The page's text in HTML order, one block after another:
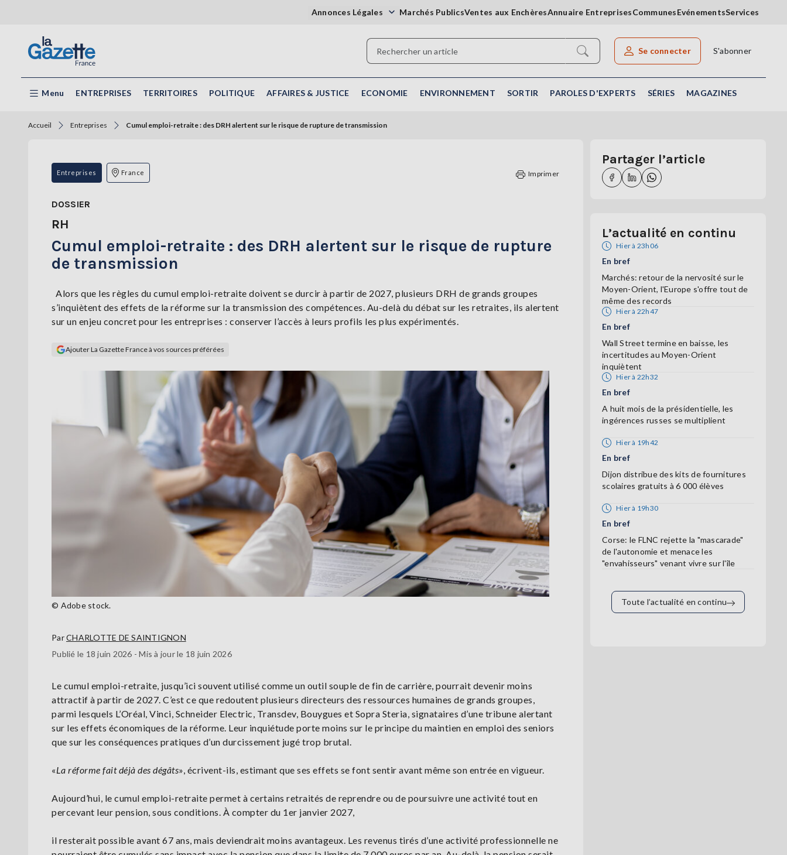
Annonces Légales Marchés PublicsVentes aux EnchèresAnnuaire EntreprisesCommunesEvénementsServices
Rechercher un article
Se connecter S'abonner
Menu ENTREPRISES TERRITOIRES POLITIQUE AFFAIRES & JUSTICE ECONOMIE ENVIRONNEMENT SORTIR PAROLES D'EXPERTS SÉRIES MAGAZINES
Accueil Entreprises Cumul emploi-retraite : des DRH alertent sur le risque de rupture de transmission
Entreprises France Imprimer
DOSSIER
RH
Cumul emploi-retraite : des DRH alertent sur le risque de rupture
de transmission
Alors que les règles du cumul emploi-retraite doivent se durcir à partir de 2027, plusieurs DRH de grands groupes
s’inquiètent des effets de la réforme sur la transmission des compétences. Au-delà du débat sur les retraites, ils alertent
sur un enjeu concret pour les entreprises : conserver l’accès à leurs profils les plus expérimentés.
Ajouter La Gazette France à vos sources préférées
© Adobe stock.
ParCHARLOTTE DE SAINTIGNON
Publié le 18 juin 2026 - Mis à jour le 18 juin 2026
Le cumul emploi-retraite, jusqu’ici souvent utilisé comme un outil souple de fin de carrière, pourrait devenir moins
attractif à partir de 2027. C’est ce que redoutent plusieurs directeurs des ressources humaines de grands groupes,
parmi lesquels L’Oréal, Vinci, Schneider Electric, Transdev, Bouygues et Sopra Steria, signataires d’une tribune alertant
sur les effets économiques de la réforme. Leur inquiétude porte moins sur le principe du maintien en emploi des seniors
que sur les conséquences pratiques d’un durcissement jugé trop brutal.
«La réforme fait déjà des dégâts», écrivent-ils, estimant que ses effets se font sentir avant même son entrée en vigueur.
Aujourd’hui, le cumul emploi-retraite permet à certains retraités de reprendre ou de poursuivre une activité tout en
percevant leur pension, sous conditions. À compter du 1er janvier 2027,
il resterait possible avant 67 ans, mais deviendrait moins avantageux. Les revenus tirés d’une activité professionnelle ne
Partager l’article
L’actualité en continu
Hier à 23h06
En bref
Marchés: retour de la nervosité sur le
Moyen-Orient, l'Europe s'offre tout de
même des records
Hier à 22h47
En bref
Wall Street termine en baisse, les
incertitudes au Moyen-Orient
inquiètent
Hier à 22h32
En bref
A huit mois de la présidentielle, les
ingérences russes se multiplient
Hier à 19h42
En bref
Dijon distribue des kits de fournitures
scolaires gratuits à 6 000 élèves
Hier à 19h30
En bref
Corse: le FLNC rejette la "mascarade"
de l'autonomie et menace les
"envahisseurs" venant vivre sur l'île
Toute l’actualité en continu